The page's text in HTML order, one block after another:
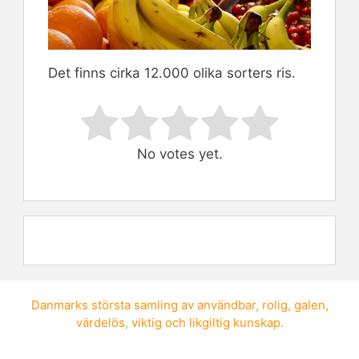
Det finns cirka 12.000 olika sorters ris.
Rate this item:
Submit Rating
No votes yet.
Danmarks största samling av användbar, rolig, galen,
värdelös, viktig och likgiltig kunskap.